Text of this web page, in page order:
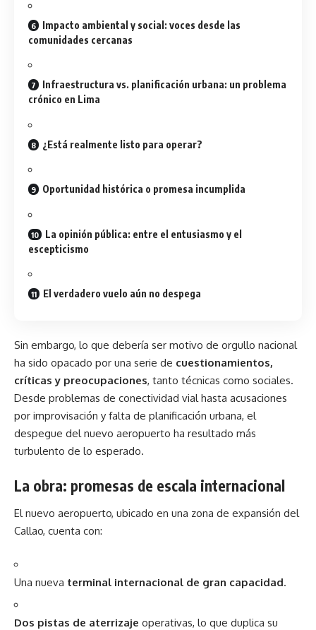
Impacto ambiental y social: voces desde las
comunidades cercanas
Infraestructura vs. planificación urbana: un problema
crónico en Lima
¿Está realmente listo para operar?
Oportunidad histórica o promesa incumplida
La opinión pública: entre el entusiasmo y el
escepticismo
El verdadero vuelo aún no despega
Sin embargo, lo que debería ser motivo de orgullo nacional
ha sido opacado por una serie de cuestionamientos,
críticas y preocupaciones, tanto técnicas como sociales.
Desde problemas de conectividad vial hasta acusaciones
por improvisación y falta de planificación urbana, el
despegue del nuevo aeropuerto ha resultado más
turbulento de lo esperado.
La obra: promesas de escala internacional
El nuevo aeropuerto, ubicado en una zona de expansión del
Callao, cuenta con:
Una nueva terminal internacional de gran capacidad.
Dos pistas de aterrizaje operativas, lo que duplica su